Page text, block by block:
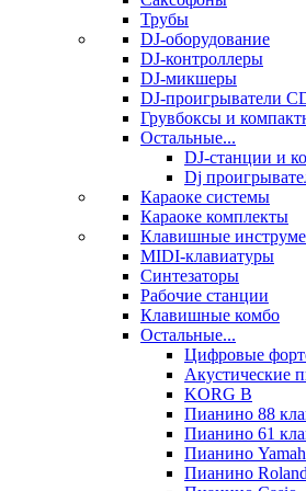
Трубы
DJ-оборудование
DJ-контроллеры
DJ-микшеры
DJ-проигрыватели
Грувбоксы и
Остальные...
DJ-станции и
Dj
Караоке системы
Караоке комплекты
Клавишные
MIDI-клавиатуры
Синтезаторы
Рабочие станции
Клавишные комбо
Остальные...
Цифровые
Акустические
KORG B
Пианино 88
Пианино 61
Пианино
Пианино Roland